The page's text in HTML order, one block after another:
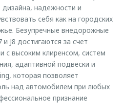
надежности и
себя как на городских
Безупречные внедорожные
и J8 достигаются за счет
с высоким клиренсом, систем
адаптивной подвески и
которая позволяет
над автомобилем при любых
признание